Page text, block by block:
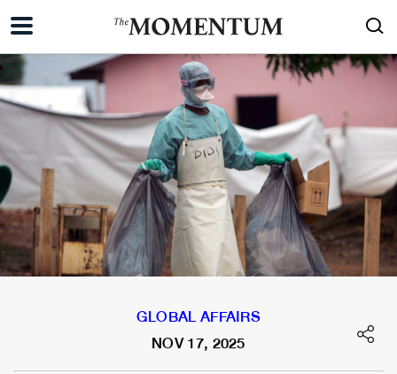
GLOBAL AFFAIRS
NOV 17, 2025